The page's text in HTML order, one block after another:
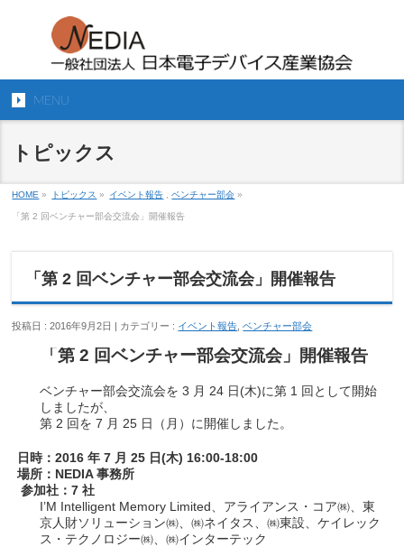
MENU
トピックス
HOME » トピックス » イベント報告 ,ベンチャー部会 »
「第 2 回ベンチャー部会交流会」開催報告
「第 2 回ベンチャー部会交流会」開催報告
投稿日 : 2016年9月2日 | カテゴリー : イベント報告 ,ベンチャー部会
「第 2 回ベンチャー部会交流会」開催報告
ベンチャー部会交流会を 3 月 24 日(木)に第 1 回として開始
しましたが、
第 2 回を 7 月 25 日（月）に開催しました。
日時：2016 年 7 月 25 日(木) 16:00-18:00
場所：NEDIA 事務所
参加社：7 社
I’M Intelligent Memory Limited、アライアンス・コア㈱、東
京人財ソリューション㈱、㈱ネイタス、㈱東設、ケイレック
ス・テクノロジー㈱、㈱インターテック